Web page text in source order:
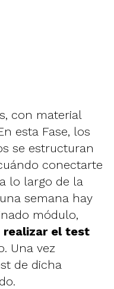
con material
esta Fase, los
se estructuran
conectarte
lo largo de la
semana hay
módulo,
realizar el test
Una vez
de dicha